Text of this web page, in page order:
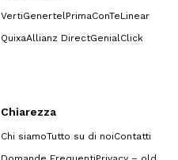
VertiGenertel PrimaConTeLinear
QuixaAllianz DirectGenialClick
Chiarezza
Chi siamoTutto su di noiContatti